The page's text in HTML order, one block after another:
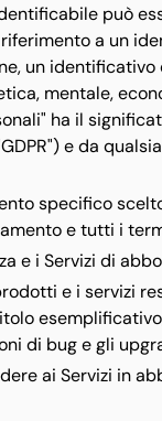
può
a un
un
mentale,
ha il
e da
specifico
e tutti i
e i Servizi di
e i servizi
di bug e gli
ai Servizi in